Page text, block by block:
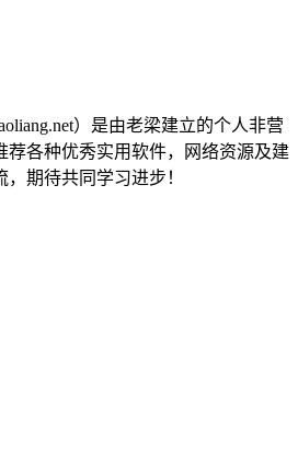
）是由老梁建立的个人非营
荐各种优秀实用软件，网络资源及建
期待共同学习进步！